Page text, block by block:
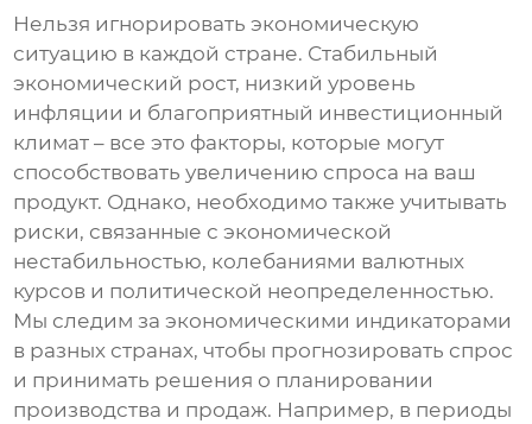
Нельзя игнорировать экономическую
ситуацию в каждой стране. Стабильный
экономический рост, низкий уровень
инфляции и благоприятный инвестиционный
климат – все это факторы, которые могут
способствовать увеличению спроса на ваш
продукт. Однако, необходимо также учитывать
риски, связанные с экономической
нестабильностью, колебаниями валютных
курсов и политической неопределенностью.
Мы следим за экономическими индикаторами
в разных странах, чтобы прогнозировать спрос
и принимать решения о планировании
производства и продаж. Например, в периоды